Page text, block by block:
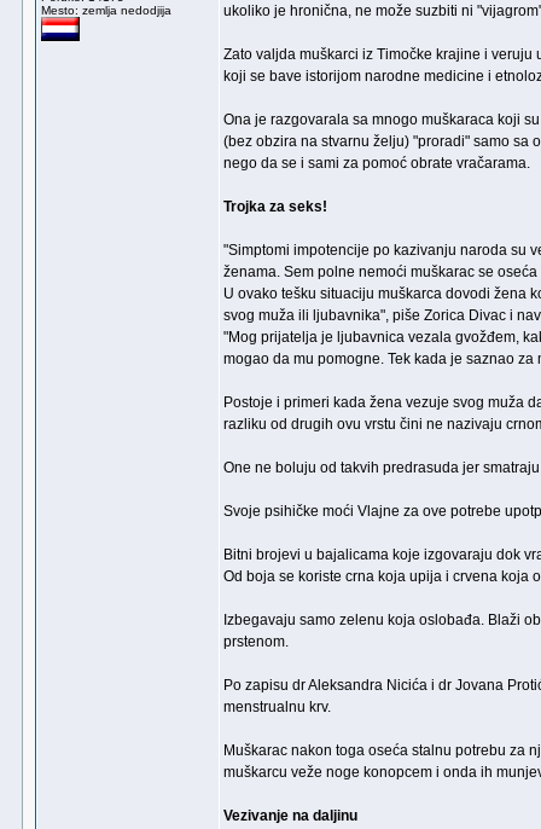
Mesto: zemlja nedodjija
ukoliko je hronična, ne može suzbiti ni
Zato valjda muškarci iz Timočke krajine i
koji se bave istorijom narodne medicine i
Ona je razgovarala sa mnogo muškaraca koji
(bez obzira na stvarnu želju) "proradi" samo sa
nego da se i sami za pomoć obrate vračarama.
Trojka za seks!
"Simptomi impotencije po kazivanju naroda su
ženama. Sem polne nemoći muškarac se
U ovako tešku situaciju muškarca dovodi žena
svog muža ili ljubavnika", piše Zorica Divac i
"Mog prijatelja je ljubavnica vezala gvožđem,
mogao da mu pomogne. Tek kada je saznao
Postoje i primeri kada žena vezuje svog muža
razliku od drugih ovu vrstu čini ne nazivaju
One ne boluju od takvih predrasuda jer
Svoje psihičke moći Vlajne za ove potrebe
Bitni brojevi u bajalicama koje izgovaraju dok
Od boja se koriste crna koja upija i crvena koja
Izbegavaju samo zelenu koja oslobađa. Blaži
prstenom.
Po zapisu dr Aleksandra Nicića i dr Jovana
menstrualnu krv.
Muškarac nakon toga oseća stalnu potrebu za
muškarcu veže noge konopcem i onda ih
Vezivanje na daljinu